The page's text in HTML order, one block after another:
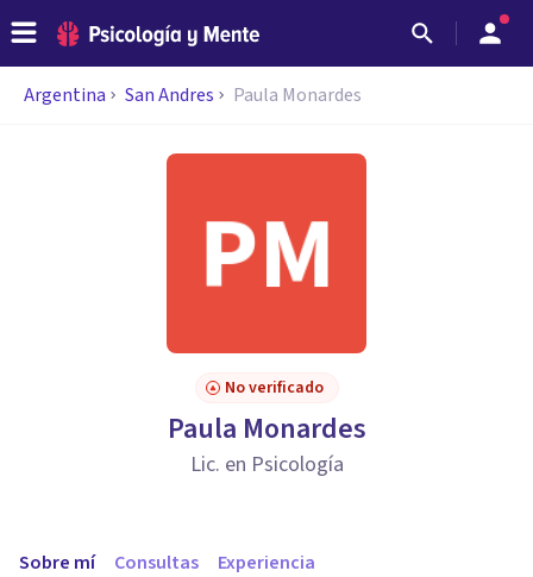
Argentina San Andres Paula Monardes
No verificado
Paula Monardes
Lic. en Psicología
Sobre mí Consultas Experiencia